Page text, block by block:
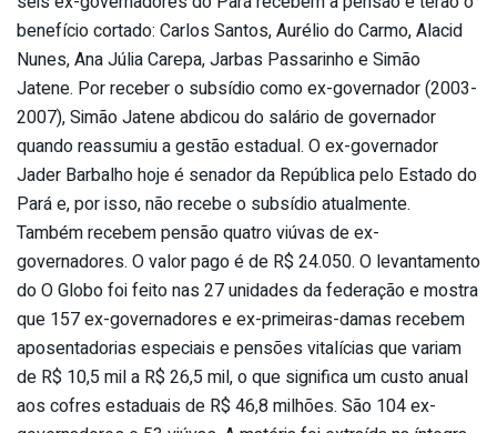
benefício cortado: Carlos Santos, Aurélio do Carmo, Alacid
Nunes, Ana Júlia Carepa, Jarbas Passarinho e Simão
Jatene. Por receber o subsídio como ex-governador (2003-
2007), Simão Jatene abdicou do salário de governador
quando reassumiu a gestão estadual. O ex-governador
Jader Barbalho hoje é senador da República pelo Estado do
Pará e, por isso, não recebe o subsídio atualmente.
Também recebem pensão quatro viúvas de ex-
governadores. O valor pago é de R$ 24.050. O levantamento
do O Globo foi feito nas 27 unidades da federação e mostra
que 157 ex-governadores e ex-primeiras-damas recebem
aposentadorias especiais e pensões vitalícias que variam
de R$ 10,5 mil a R$ 26,5 mil, o que significa um custo anual
aos cofres estaduais de R$ 46,8 milhões. São 104 ex-